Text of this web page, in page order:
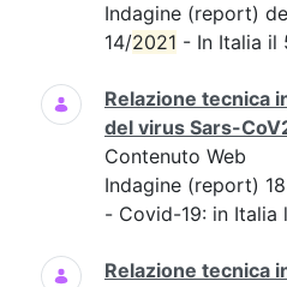
Indagine (report)
14/2021 - In Italia il
Relazione tecnica
del virus Sars-
Contenuto Web
Indagine (report)
- Covid-19: in Italia
Relazione tecnica